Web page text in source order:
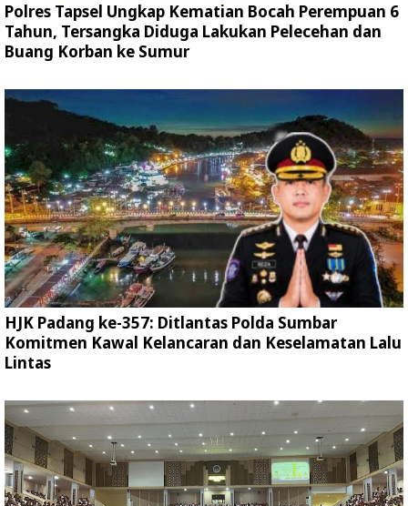
Polres Tapsel Ungkap Kematian Bocah Perempuan 6
Tahun, Tersangka Diduga Lakukan Pelecehan dan
Buang Korban ke Sumur
HJK Padang ke-357: Ditlantas Polda Sumbar
Komitmen Kawal Kelancaran dan Keselamatan Lalu
Lintas